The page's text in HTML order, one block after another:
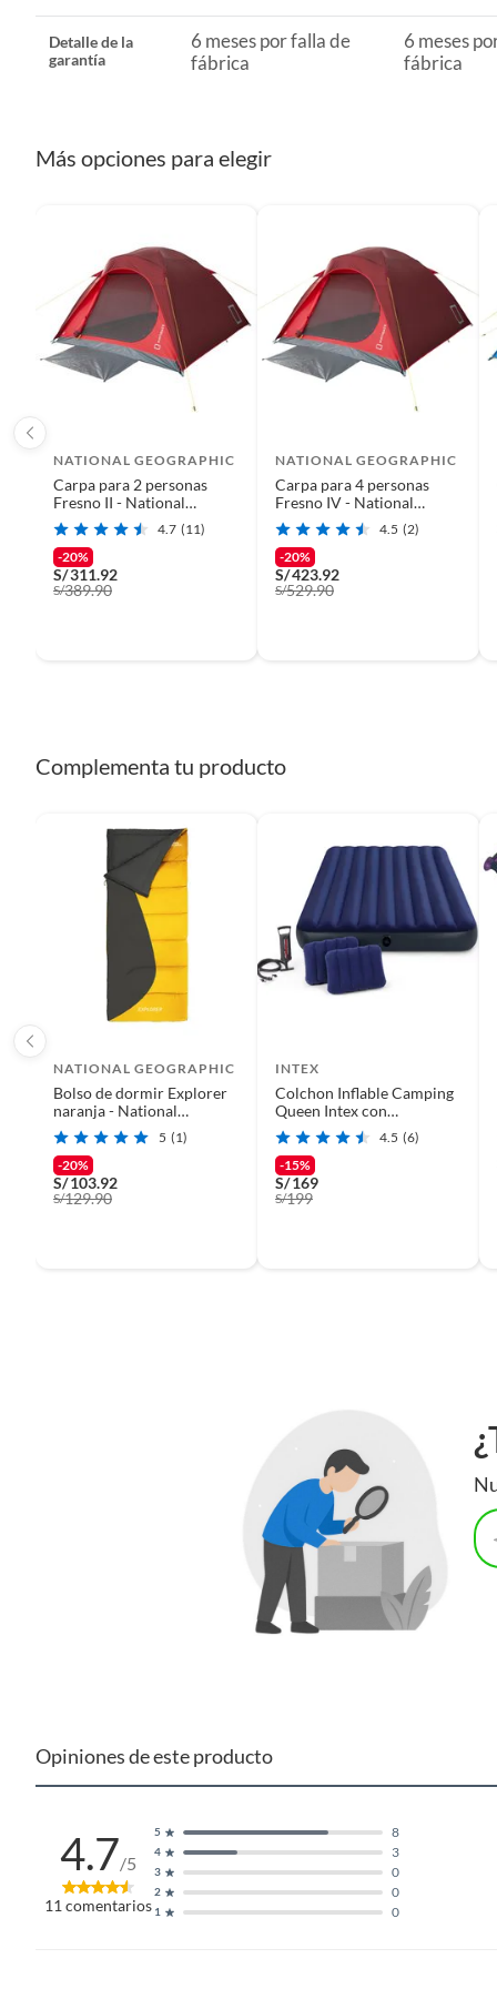
7 días calendarios:Productos eléctricos o a combustión,
bicicletas y máquinas de ejercicio.
Deben estar cerrados, con todos sus sellos y etiquetas
manuales de uso y con el empaque original en perfectas
Detalle de la
garantía
6 meses por falla de
fábrica
6 meses
fábrica
Más opciones para elegir
NATIONAL GEOGRAPHIC
Carpa para 2 personas
Fresno II - National
Geographic
4.7 (11)
-20%
S/311.92
S/389.90
NATIONAL GEOGRAPHIC
Carpa para 4 personas
Fresno IV - National
Geographic
4.5 (2)
-20%
S/423.92
S/529.90
Complementa tu producto
NATIONAL GEOGRAPHIC
Bolso de dormir Explorer
naranja - National
Geographic
5 (1)
-20%
S/103.92
S/129.90
INTEX
Colchon Inflable Camping
Queen Intex con
Almohada-Inflador
4.5 (6)
-15%
S/169
S/199
Opiniones de este producto
4.7/5
11 comentarios 1 0
2 0
3 0
4 3
5 8